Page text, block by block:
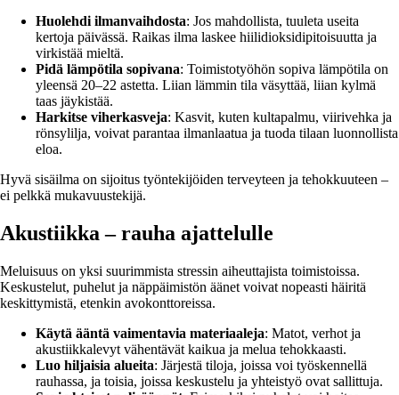
Huolehdi ilmanvaihdosta: Jos mahdollista, tuuleta useita
kertoja päivässä. Raikas ilma laskee hiilidioksidipitoisuutta ja
virkistää mieltä.
Pidä lämpötila sopivana: Toimistotyöhön sopiva lämpötila on
yleensä 20–22 astetta. Liian lämmin tila väsyttää, liian kylmä
taas jäykistää.
Harkitse viherkasveja: Kasvit, kuten kultapalmu, viirivehka ja
rönsylilja, voivat parantaa ilmanlaatua ja tuoda tilaan luonnollista
eloa.
Hyvä sisäilma on sijoitus työntekijöiden terveyteen ja tehokkuuteen –
ei pelkkä mukavuustekijä.
Akustiikka – rauha ajattelulle
Meluisuus on yksi suurimmista stressin aiheuttajista toimistoissa.
Keskustelut, puhelut ja näppäimistön äänet voivat nopeasti häiritä
keskittymistä, etenkin avokonttoreissa.
Käytä ääntä vaimentavia materiaaleja: Matot, verhot ja
akustiikkalevyt vähentävät kaikua ja melua tehokkaasti.
Luo hiljaisia alueita: Järjestä tiloja, joissa voi työskennellä
rauhassa, ja toisia, joissa keskustelu ja yhteistyö ovat sallittuja.